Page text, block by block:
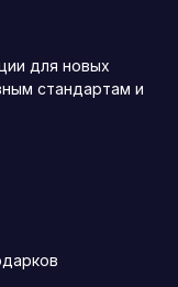
для новых
стандартам и